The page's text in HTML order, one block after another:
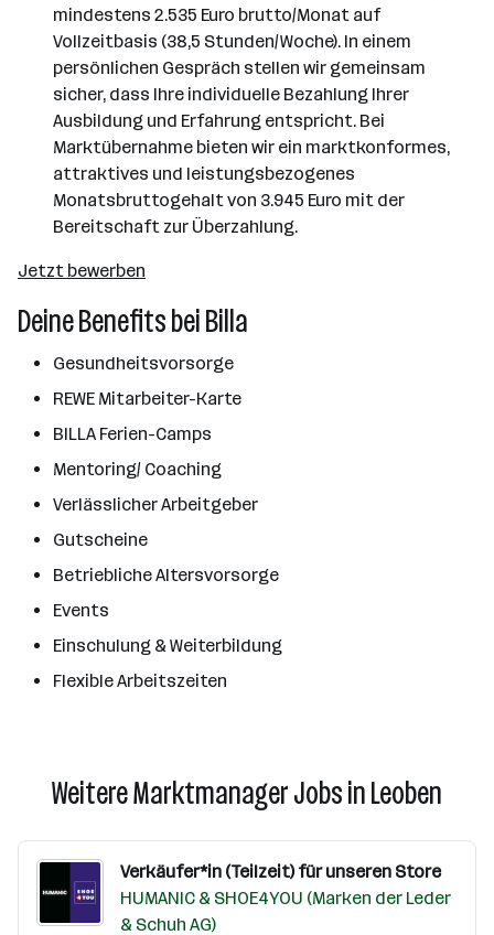
mindestens 2.535 Euro brutto/Monat auf
Vollzeitbasis (38,5 Stunden/Woche). In einem
persönlichen Gespräch stellen wir gemeinsam
sicher, dass Ihre individuelle Bezahlung Ihrer
Ausbildung und Erfahrung entspricht. Bei
Marktübernahme bieten wir ein marktkonformes,
attraktives und leistungsbezogenes
Monatsbruttogehalt von 3.945 Euro mit der
Bereitschaft zur Überzahlung.
Jetzt bewerben
Deine Benefits bei Billa
Gesundheitsvorsorge
REWE Mitarbeiter-Karte
BILLA Ferien-Camps
Mentoring/ Coaching
Verlässlicher Arbeitgeber
Gutscheine
Betriebliche Altersvorsorge
Events
Einschulung & Weiterbildung
Flexible Arbeitszeiten
Weitere Marktmanager Jobs in Leoben
Verkäufer*in (Teilzeit) für unseren Store
HUMANIC & SHOE4YOU (Marken der Leder
& Schuh AG)